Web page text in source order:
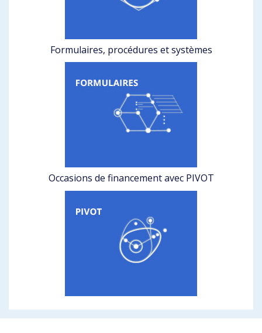
Formulaires, procédures et systèmes
Occasions de financement avec PIVOT